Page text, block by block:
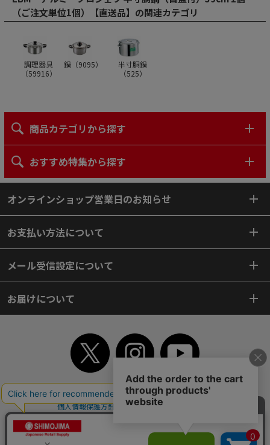
（ご注文単位1個）【直送品】の関連カテゴリ
調理器具
（59916）
鍋（9095）
半寸胴鍋
（525）
商品カテゴリから探す
おすすめ特集から探す
オンラインショップ営業日のお知らせ
お支払い方法について
メール受信設定について
お届けについて
TOP 初めてご利用のお客様へ ご利用案内
ご利用規約
個人情報保護方針
特定商取引法
よくあるご質問
サイトマップ
WEBカタログ 英語版TOP